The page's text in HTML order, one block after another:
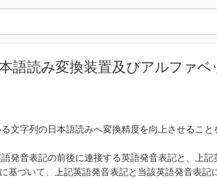
語読み変換装置及びアルファ
文字列の日本語読みへ変換精度を向上させること
発音表記の前後に連接する英語発音表記と、上記
基づいて、上記英語発音表記と当該英語発音表記